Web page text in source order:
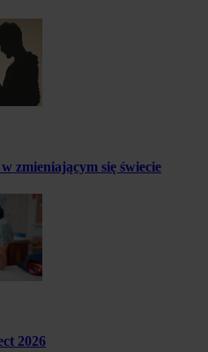
zmieniającym się świecie
2026